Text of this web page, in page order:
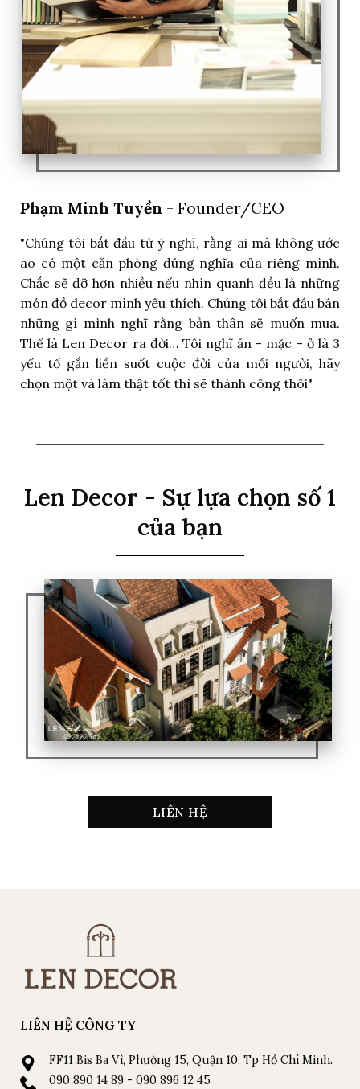
Phạm Minh Tuyền - Founder/CEO
"Chúng tôi bắt đầu từ ý nghĩ, rằng ai mà không ước
ao có một căn phòng đúng nghĩa của riêng mình.
Chắc sẽ đỡ hơn nhiều nếu nhìn quanh đều là những
món đồ decor mình yêu thích. Chúng tôi bắt đầu bán
những gì mình nghĩ rằng bản thân sẽ muốn mua.
Thế là Len Decor ra đời… Tôi nghĩ ăn - mặc - ở là 3
yếu tố gắn liền suốt cuộc đời của mỗi người, hãy
chọn một và làm thật tốt thì sẽ thành công thôi"
Len Decor - Sự lựa chọn số 1
của bạn
LIÊN HỆ
LIÊN HỆ CÔNG TY
FF11 Bis Ba Vì, Phường 15, Quận 10, Tp Hồ Chí Minh.
090 890 14 89 - 090 896 12 45